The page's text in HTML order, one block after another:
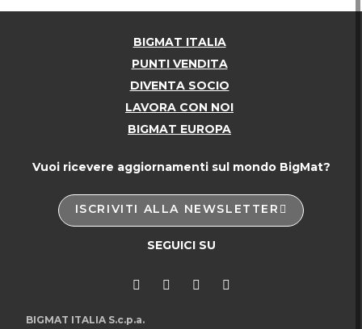
BIGMAT ITALIA
PUNTI VENDITA
DIVENTA SOCIO
LAVORA CON NOI
BIGMAT EUROPA
Vuoi ricevere aggiornamenti sul mondo BigMat?
ISCRIVITI ALLA NEWSLETTER
SEGUICI SU
BIGMAT ITALIA S.c.p.a.